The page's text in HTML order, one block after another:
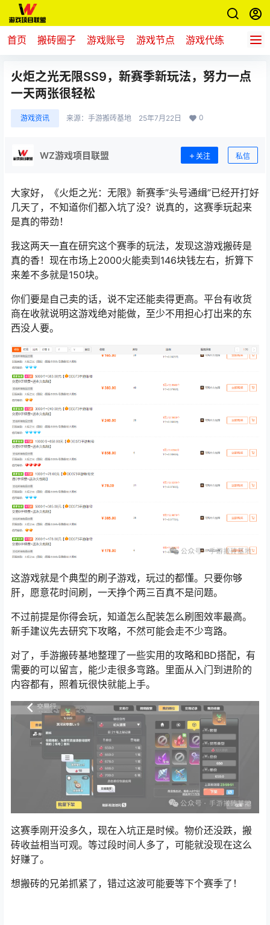
首页 搬砖圈子 游戏账号 游戏节点 游戏代练 新游推
火炬之光无限SS9，新赛季新玩法，努力一点
一天两张很轻松
游戏资讯 来源： 手游搬砖基地 25年7月22日 0
WZ游戏项目联盟 关注 私信
大家好，《火炬之光：无限》新赛季”头号通缉”已经开打好
几天了，不知道你们都入坑了没？说真的，这赛季玩起来
是真的带劲！
我这两天一直在研究这个赛季的玩法，发现这游戏搬砖是
真的香！现在市场上2000火能卖到146块钱左右，折算下
来差不多就是150块。
你们要是自己卖的话，说不定还能卖得更高。 平台有收货
商在收就说明这游戏绝对能做，至少不用担心打出来的东
西没人要。
这游戏就是个典型的刷子游戏，玩过的都懂。只要你够
肝，愿意花时间刷，一天挣个两三百真不是问题。
不过前提是你得会玩，知道怎么配装怎么刷图效率最高。
新手建议先去研究下攻略，不然可能会走不少弯路。
对了，手游搬砖基地整理了一些实用的攻略和BD搭配，有
需要的可以留言，能少走很多弯路。里面从入门到进阶的
内容都有，照着玩很快就能上手。
这赛季刚开没多久，现在入坑正是时候。物价还没跌，搬
砖收益相当可观。等过段时间人多了，可能就没现在这么
好赚了。
想搬砖的兄弟抓紧了，错过这波可能要等下个赛季了！